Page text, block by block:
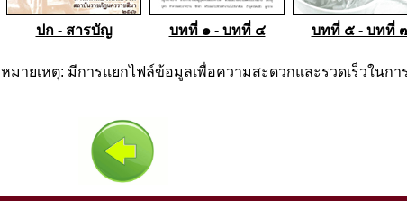
ปก - สารบัญ บทที่ ๑ - บทที่ ๔ บทที่ ๕ - บทที่
หมายเหตุ: มีการแยกไฟล์ข้อมูลเพื่อความสะดวกและรวดเร็วในกา